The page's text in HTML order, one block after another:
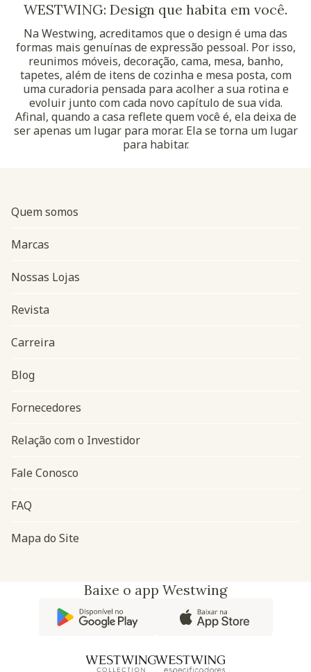
WESTWING: Design que habita em você.
Na Westwing, acreditamos que o design é uma das
formas mais genuínas de expressão pessoal. Por isso,
reunimos móveis, decoração, cama, mesa, banho,
tapetes, além de itens de cozinha e mesa posta, com
uma curadoria pensada para acolher a sua rotina e
evoluir junto com cada novo capítulo de sua vida.
Afinal, quando a casa reflete quem você é, ela deixa de
ser apenas um lugar para morar. Ela se torna um lugar
para habitar.
Navegação do rodapé
Quem somos
Marcas
Nossas Lojas
Revista
Carreira
Blog
Fornecedores
Relação com o Investidor
Fale Conosco
FAQ
Mapa do Site
Baixe o app Westwing